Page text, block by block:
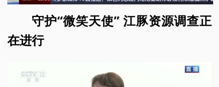
守护“微笑天使” 江豚资源调查正
在进行